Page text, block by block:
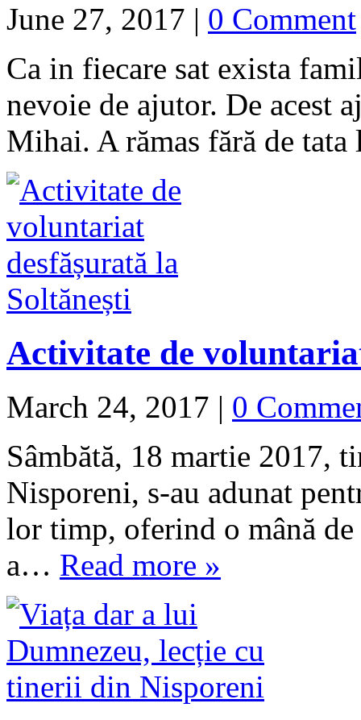
June 27, 2017 | 0 Comment
Ca in fiecare sat exista
nevoie de ajutor. De acest
Mihai. A rămas fără de
Activitate de
March 24, 2017 | 0
Sâmbătă, 18 martie 2017,
Nisporeni, s-au adunat
lor timp, oferind o mână
a… Read more »